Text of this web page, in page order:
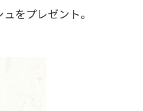
をプレゼント。